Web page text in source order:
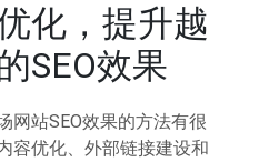
化，提升越
SEO效果
网站SEO效果的方法有很
容优化、外部链接建设和